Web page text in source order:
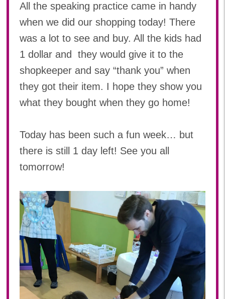
All the speaking practice came in handy
when we did our shopping today! There
was a lot to see and buy. All the kids had
1 dollar and they would give it to the
shopkeeper and say “thank you” when
they got their item. I hope they show you
what they bought when they go home!
Today has been such a fun week… but
there is still 1 day left! See you all
tomorrow!